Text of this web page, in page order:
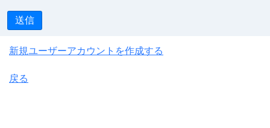
送信
新規ユーザーアカウントを作成する
戻る